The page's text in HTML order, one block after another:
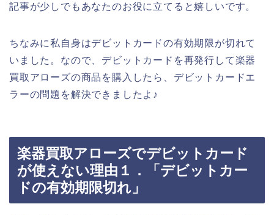
記事が少しでもあなたのお役に立てると嬉しいです。
ちなみに私自身はデビットカードの有効期限が切れて
いました。なので、デビットカードを再発行して楽器
買取アローズの商品を購入したら、デビットカードエ
ラーの問題を解決できましたよ♪
楽器買取アローズでデビットカード
が使えない理由１．「デビットカー
ドの有効期限切れ」